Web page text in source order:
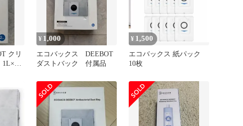
パッ
ックス交換用エコ紙パッ
ク*4 フィルター × 1
クリ
1L×2
¥ 1,000
エコバックス DEEBOT
ダストバック 付属品
¥ 1,500
エコバックス 紙パック
10枚